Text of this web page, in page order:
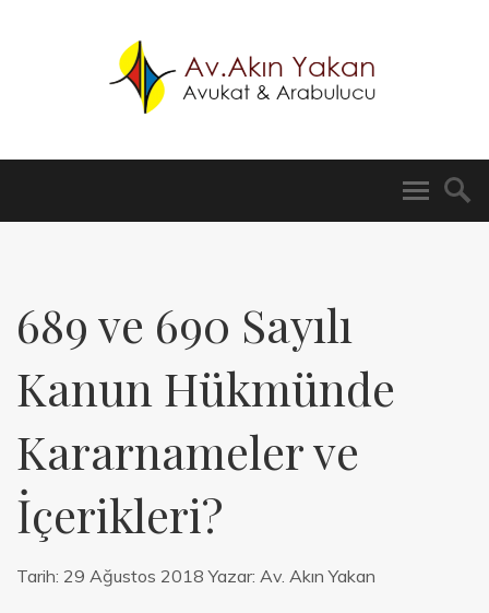
689 ve 690 Sayılı
Kanun Hükmünde
Kararnameler ve
İçerikleri?
Tarih: 29 Ağustos 2018 Yazar: Av. Akın Yakan